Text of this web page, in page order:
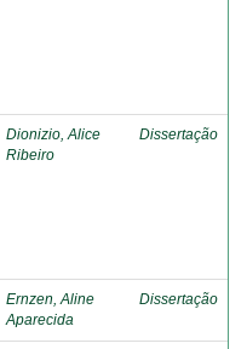
Dionizio, Alice
Ribeiro
Dissertação
Ernzen, Aline
Aparecida
Dissertação